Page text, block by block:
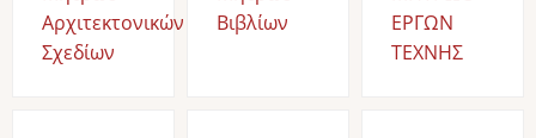
Αρχιτεκτονικών
Σχεδίων
Βιβλίων
ΕΡΓΩΝ
ΤΕΧΝΗΣ